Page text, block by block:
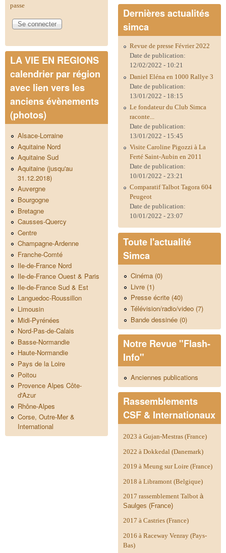
passe
LA VIE EN REGIONS
calendrier par région
avec lien vers les
anciens évènements
(photos)
Alsace-Lorraine
Aquitaine Nord
Aquitaine Sud
Aquitaine (jusqu'au
31.12.2018)
Auvergne
Bourgogne
Bretagne
Causses-Quercy
Centre
Champagne-Ardenne
Franche-Comté
Ile-de-France Nord
Ile-de-France Ouest & Paris
Ile-de-France Sud & Est
Languedoc-Roussillon
Limousin
Midi-Pyrénées
Nord-Pas-de-Calais
Basse-Normandie
Haute-Normandie
Pays de la Loire
Poitou
Provence Alpes Côte-
d'Azur
Rhône-Alpes
Corse, Outre-Mer &
International
Dernières actualités
simca
Revue de presse Février 2022
Date de publication:
12/02/2022 - 10:21
Daniel Eléna en 1000 Rallye 3
Date de publication:
13/01/2022 - 18:15
Le fondateur du Club Simca
raconte...
Date de publication:
13/01/2022 - 15:45
Visite Caroline Pigozzi à La
Ferté Saint-Aubin en 2011
Date de publication:
10/01/2022 - 23:21
Comparatif Talbot Tagora 604
Peugeot
Date de publication:
10/01/2022 - 23:07
Toute l'actualité
Simca
Cinéma (0)
Livre (1)
Presse écrite (40)
Télévision/radio/video (7)
Bande dessinée (0)
Notre Revue "Flash-
Info"
Anciennes publications
Rassemblements
CSF & Internationaux
2023 à Gujan-Mestras (France)
2022 à Dokkedal (Danemark)
2019 à Meung sur Loire (France)
2018 à Libramont (Belgique)
2017 rassemblement Talbot à
Saulges (France)
2017 à Castries (France)
2016 à Raceway Venray (Pays-
Bas)